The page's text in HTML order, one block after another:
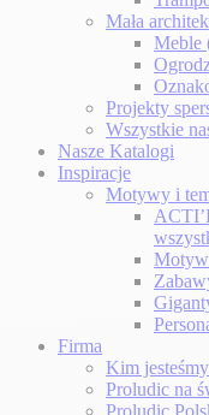
Mała
Meble
Projekty
Wszystkie
Nasze Katalogi
Inspiracje
Motywy i
Firma
Kim
Proludic na
Proludic